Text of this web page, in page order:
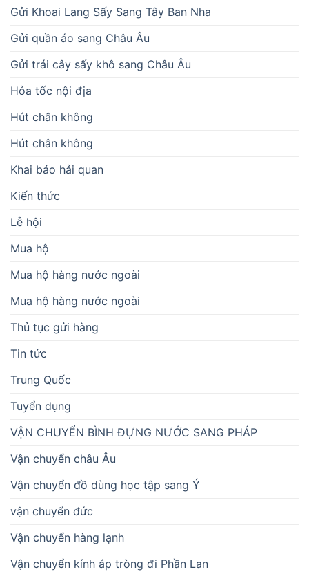
Gửi Khoai Lang Sấy Sang Tây Ban Nha
Gửi quần áo sang Châu Âu
Gửi trái cây sấy khô sang Châu Âu
Hỏa tốc nội địa
Hút chân không
Hút chân không
Khai báo hải quan
Kiến thức
Lễ hội
Mua hộ
Mua hộ hàng nước ngoài
Mua hộ hàng nước ngoài
Thủ tục gửi hàng
Tin tức
Trung Quốc
Tuyển dụng
VẬN CHUYỂN BÌNH ĐỰNG NƯỚC SANG PHÁP
Vận chuyển châu Âu
Vận chuyển đồ dùng học tập sang Ý
vận chuyển đức
Vận chuyển hàng lạnh
Vận chuyển kính áp tròng đi Phần Lan